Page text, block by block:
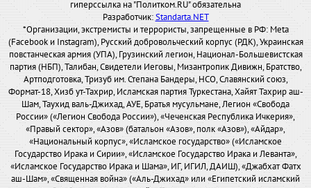
гиперссылка на "Политком.RU" обязательна
Разработчик:Standarta.NET
*Организации, экстремисты и террористы, запрещенные в РФ: Meta
(Facebook и Instagram), Русский добровольческий корпус (РДК), Украинская
повстанческая армия (УПА), Грузинский легион, Национал-Большевистская
партия (НБП), Талибан, Свидетели Иеговы, Мизантропик Дивижн, Братство,
Артподготовка, Тризуб им. Степана Бандеры, НСО, Славянский союз,
Формат-18, Хизб ут-Тахрир, Исламская партия Туркестана, Хайят Тахрир аш-
Шам, Таухид валь-Джихад, АУЕ, Братья мусульмане, Легион «Свобода
России» («Легион Свобода России»), «Чеченская Республика Ичкерия»,
«Правый сектор», «Азов» (батальон «Азов», полк «Азов»), «Айдар»,
«Национальный корпус», «Исламское государство» («Исламское
Государство Ирака и Сирии», «Исламское Государство Ирака и Леванта»,
«Исламское Государство Ирака и Шама», ИГ, ИГИЛ, ДАИШ), «Джабхат Фатх
аш-Шам», «Священная война» («Аль-Джихад» или «Египетский исламский